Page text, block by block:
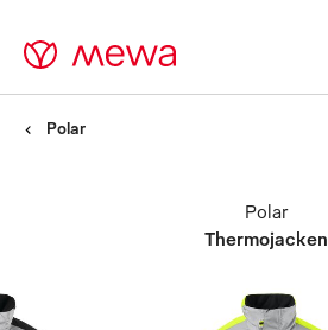
Polar
Thermojacken
Polar